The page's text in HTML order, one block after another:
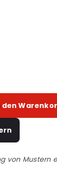
den
von Mustern